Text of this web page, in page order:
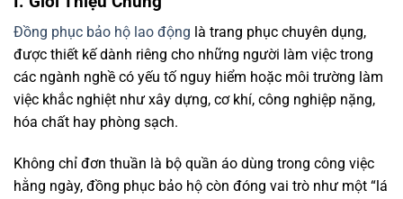
Đồng phục bảo hộ lao động là trang phục chuyên dụng,
được thiết kế dành riêng cho những người làm việc trong
các ngành nghề có yếu tố nguy hiểm hoặc môi trường làm
việc khắc nghiệt như xây dựng, cơ khí, công nghiệp nặng,
hóa chất hay phòng sạch.
Không chỉ đơn thuần là bộ quần áo dùng trong công việc
hằng ngày, đồng phục bảo hộ còn đóng vai trò như một “lá